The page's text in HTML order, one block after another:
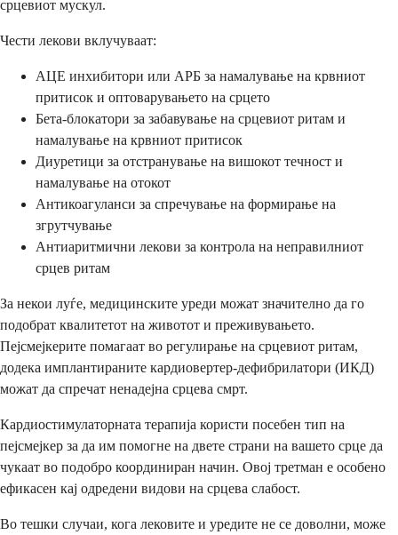
срцевиот мускул.
Чести лекови вклучуваат:
АЦЕ инхибитори или АРБ за намалување на крвниот
притисок и оптоварувањето на срцето
Бета-блокатори за забавување на срцевиот ритам и
намалување на крвниот притисок
Диуретици за отстранување на вишокот течност и
намалување на отокот
Антикоагуланси за спречување на формирање на
згрутчување
Антиаритмични лекови за контрола на неправилниот
срцев ритам
За некои луѓе, медицинските уреди можат значително да го
подобрат квалитетот на животот и преживувањето.
Пејсмејкерите помагаат во регулирање на срцевиот ритам,
додека имплантираните кардиовертер-дефибрилатори (ИКД)
можат да спречат ненадејна срцева смрт.
Кардиостимулаторната терапија користи посебен тип на
пејсмејкер за да им помогне на двете страни на вашето срце да
чукаат во подобро координиран начин. Овој третман е особено
ефикасен кај одредени видови на срцева слабост.
Во тешки случаи, кога лековите и уредите не се доволни, може